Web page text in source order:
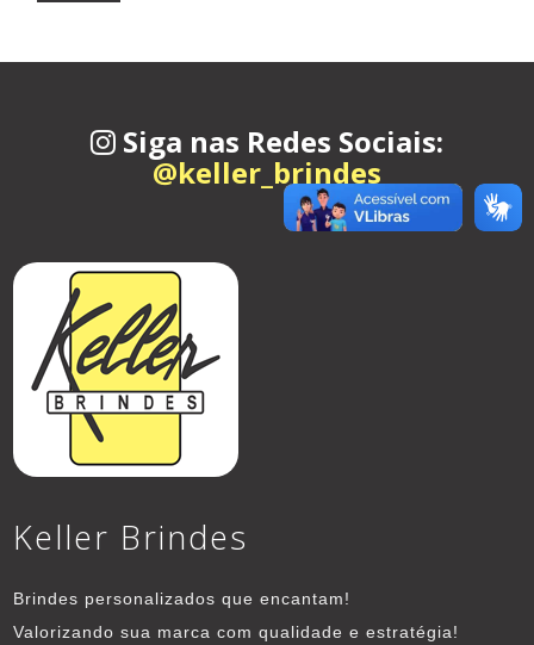
Siga nas Redes Sociais:
@keller_brindes
Keller Brindes
Brindes personalizados que encantam!
Valorizando sua marca com qualidade e estratégia!